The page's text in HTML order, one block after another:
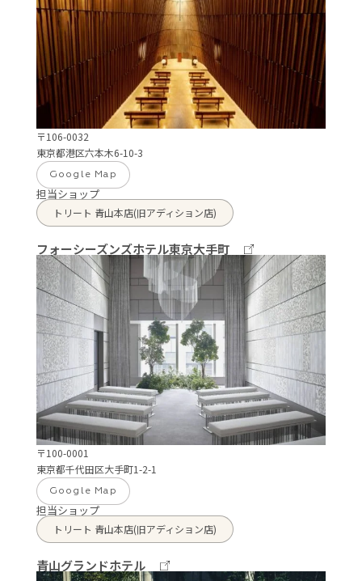
〒106-0032
東京都港区六本木6-10-3
Google Map
担当ショップ
トリート 青山本店(旧アディション店)
フォーシーズンズホテル東京大手町
〒100-0001
東京都千代田区大手町1-2-1
Google Map
担当ショップ
トリート 青山本店(旧アディション店)
青山グランドホテル